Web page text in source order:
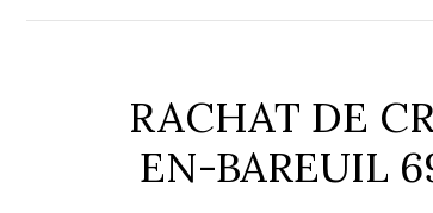
RACHAT DE
EN-BAREUIL